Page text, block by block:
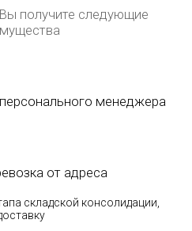
получите следующие
менеджера
от адреса
складской консолидации,